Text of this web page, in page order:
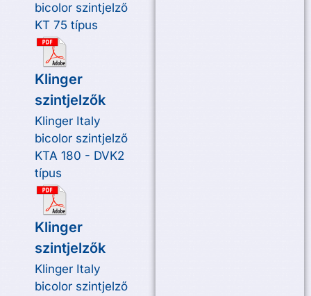
bicolor szintjelző
KT 75 típus
Klinger
szintjelzők
Klinger Italy
bicolor szintjelző
KTA 180 - DVK2
típus
Klinger
szintjelzők
Klinger Italy
bicolor szintjelző